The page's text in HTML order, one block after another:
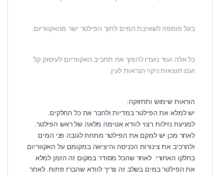
בעל פומפה לשאיבת המים לתוך הפילטר ישר מהאקווריום.
כל אלה ועוד נועדו להפוך את תחביב האקווריום לעיסוק קל
ועם תוצאות ניקוי הנראות לעין.
הוראות שימוש ותחזוקה:
יש למלא את הפילטר במדיות ולחבר את כל החלקים.
למניעת נזילות רצוי לוודא אטימה מלאה של ראש הפילטר.
לאחר מכן יש למקם את הפילטר מתחת לגובה פני המים
ולהרכיב את צינורות הכניסה והיציאה במקומם על האקווריום
בחלקו האחורי. לאחר שהכל מסודר במקום זה הזמן למלא
את הפילטר במים בשלב זה צריך לוודא שהברז פתוח. לאחר